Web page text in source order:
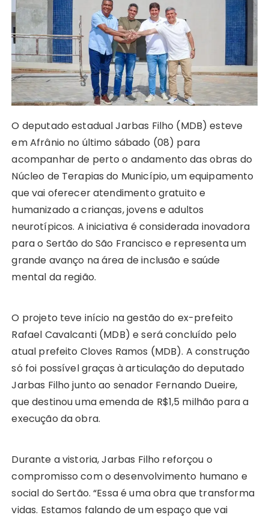
p
p
o
o
k
n
g
er
n
k
n
O deputado estadual Jarbas Filho (MDB) esteve
em Afrânio no último sábado (08) para
acompanhar de perto o andamento das obras do
Núcleo de Terapias do Município, um equipamento
que vai oferecer atendimento gratuito e
humanizado a crianças, jovens e adultos
neurotípicos. A iniciativa é considerada inovadora
para o Sertão do São Francisco e representa um
grande avanço na área de inclusão e saúde
mental da região.
O projeto teve início na gestão do ex-prefeito
Rafael Cavalcanti (MDB) e será concluído pelo
atual prefeito Cloves Ramos (MDB). A construção
só foi possível graças à articulação do deputado
Jarbas Filho junto ao senador Fernando Dueire,
que destinou uma emenda de R$1,5 milhão para a
execução da obra.
Durante a vistoria, Jarbas Filho reforçou o
compromisso com o desenvolvimento humano e
social do Sertão. “Essa é uma obra que transforma
vidas. Estamos falando de um espaço que vai